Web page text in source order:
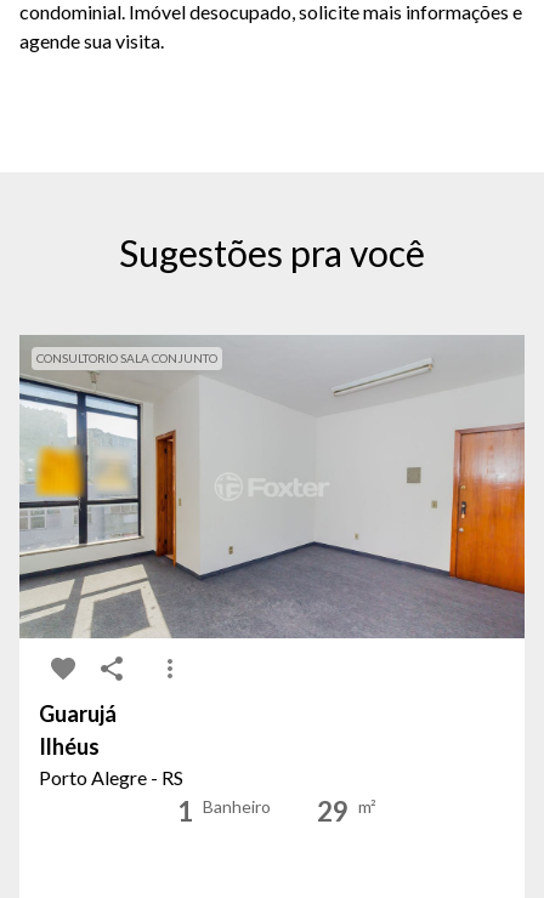
condominial. Imóvel desocupado, solicite mais informações e
agende sua visita.
Sugestões pra você
CONSULTORIO SALA CONJUNTO
Guarujá
Ilhéus
Porto Alegre - RS
1 Banheiro 29 m²